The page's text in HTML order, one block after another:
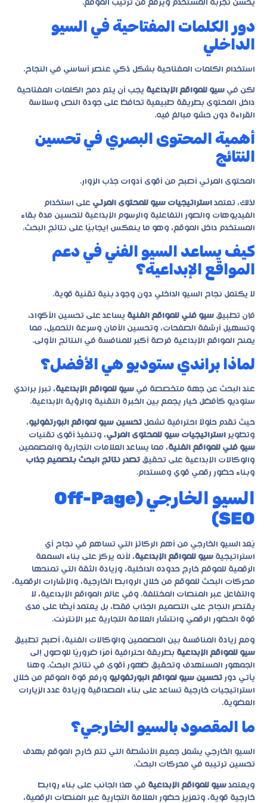
يحسن تجربة المستخدم ويرفع من ترتيب الموقع.
دور الكلمات المفتاحية في السيو
الداخلي
استخدام الكلمات المفتاحية بشكل ذكي عنصر أساسي في النجاح.
لكن في سيو للمواقع الإبداعية يجب أن يتم دمج الكلمات المفتاحية
داخل المحتوى بطريقة طبيعية تحافظ على جودة النص وسلاسة
القراءة دون حشو مبالغ فيه.
أهمية المحتوى البصري في تحسين
النتائج
المحتوى المرئي أصبح من أقوى أدوات جذب الزوار.
لذلك، تعتمد استراتيجيات سيو للمحتوى المرئي على استخدام
الفيديوهات والصور التفاعلية والرسوم الإبداعية لتحسين مدة بقاء
المستخدم داخل الموقع، وهو ما ينعكس إيجابيًا على نتائج البحث.
كيف يساعد السيو الفني في دعم
المواقع الإبداعية؟
لا يكتمل نجاح السيو الداخلي دون وجود بنية تقنية قوية.
فإن تطبيق سيو فني للمواقع الفنية يساعد على تحسين الأكواد،
وتسهيل أرشفة الصفحات، وتحسين الأمان وسرعة التحميل، مما
يمنح المواقع الإبداعية فرصة أكبر للمنافسة في النتائج الأولى.
لماذا براندي ستوديو هي الأفضل؟
عند البحث عن جهة متخصصة في سيو للمواقع الإبداعية، تبرز براندي
ستوديو كأفضل خيار يجمع بين الخبرة التقنية والرؤية الإبداعية.
حيث تقدم حلولًا احترافية تشمل تحسين سيو لمواقع البورتفوليو،
وتطوير استراتيجيات سيو للمحتوى المرئي، وتنفيذ أقوى تقنيات
سيو فني للمواقع الفنية، مما يساعد العلامات التجارية والمصممين
والوكالات الإبداعية على تحقيق تصدر نتائج البحث بتصميم جذاب
وبناء حضور رقمي قوي ومستدام.
السيو الخارجي (Off-Page
SEO)
يُعد السيو الخارجي من أهم الركائز التي تساهم في نجاح أي
استراتيجية سيو للمواقع الإبداعية، لأنه يركز على بناء السمعة
الرقمية للموقع خارج حدوده الداخلية، وزيادة الثقة التي تمنحها
محركات البحث للموقع من خلال الروابط الخارجية، والإشارات الرقمية،
والتفاعل عبر المنصات المختلفة. وفي عالم المواقع الإبداعية، لا
يقتصر النجاح على التصميم الجذاب فقط، بل يعتمد أيضًا على مدى
قوة الحضور الرقمي وانتشار العلامة التجارية عبر الإنترنت.
ومع زيادة المنافسة بين المصممين والوكالات الفنية، أصبح تطبيق
سيو للمواقع الإبداعية بطريقة احترافية أمرًا ضروريًا للوصول إلى
الجمهور المستهدف وتحقيق ظهور أقوى في نتائج البحث. وهنا
يأتي دور تحسين سيو لمواقع البورتفوليو ورفع قوة الموقع من خلال
استراتيجيات خارجية تساعد على بناء المصداقية وزيادة عدد الزيارات
العضوية.
ما المقصود بالسيو الخارجي؟
السيو الخارجي يشمل جميع الأنشطة التي تتم خارج الموقع بهدف
تحسين ترتيبه في محركات البحث.
ويعتمد سيو للمواقع الإبداعية في هذا الجانب على بناء روابط
خارجية قوية، وتعزيز حضور العلامة التجارية عبر المنصات الرقمية،